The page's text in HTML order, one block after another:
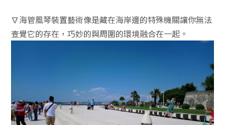
∇海管風琴裝置藝術像是藏在海岸邊的特殊機關讓你無法
查覺它的存在，巧妙的與周圍的環境融合在一起。